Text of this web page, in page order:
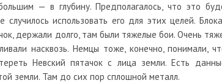
— в глубину. Предполагалось, что это
использовать его для этих целей.
держали долго, там были тяжелые бои. Очень
насквозь. Немцы тоже, конечно,
Невский пятачок с лица земли. Есть
земли. Там до сих пор сплошной металл.